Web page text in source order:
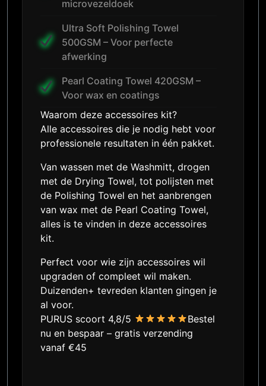
microvezeldoek
Ultra Soft Polishing Towel
500GSM – Voor perfecte
afwerking
Pearl Coating Towel 420GSM –
Voor wax en coatings
Waarom deze accessoires kit?
Alle accessoires die je nodig hebt voor
professionele resultaten in één pakket.
Van wassen met de Washmitt, drogen
met de Drying Towel, tot polijsten met
de Polishing Towel en het aanbrengen
van wax met de Pearl Coating Towel,
alles is te vinden in deze accessoires
kit.
Perfect voor wie zijn accessoires wil
upgraden of compleet wil maken.
Duizenden+ tevreden klanten gingen je
al voor.
PURUS scoort 4,8/5
Bestel
nu en bespaar – gratis verzending
vanaf €45